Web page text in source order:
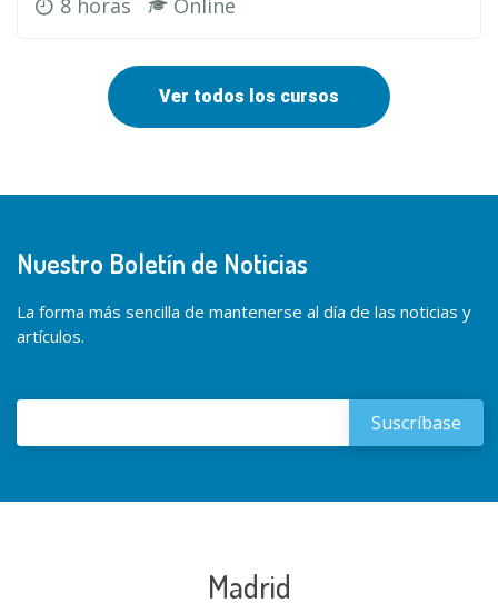
8 horas Online
Ver todos los cursos
Nuestro Boletín de Noticias
La forma más sencilla de mantenerse al día de las noticias y
artículos.
Madrid